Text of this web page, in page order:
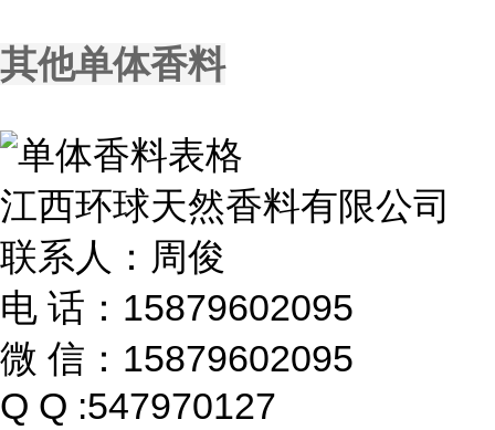
其他单体香料
江西环球天然香料有限公司
联系人：周俊
电 话：15879602095
微 信：15879602095
Q Q :547970127